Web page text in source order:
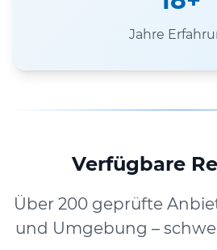
Jahre
Verfügbare
Über 200 geprüfte
und Umgebung –